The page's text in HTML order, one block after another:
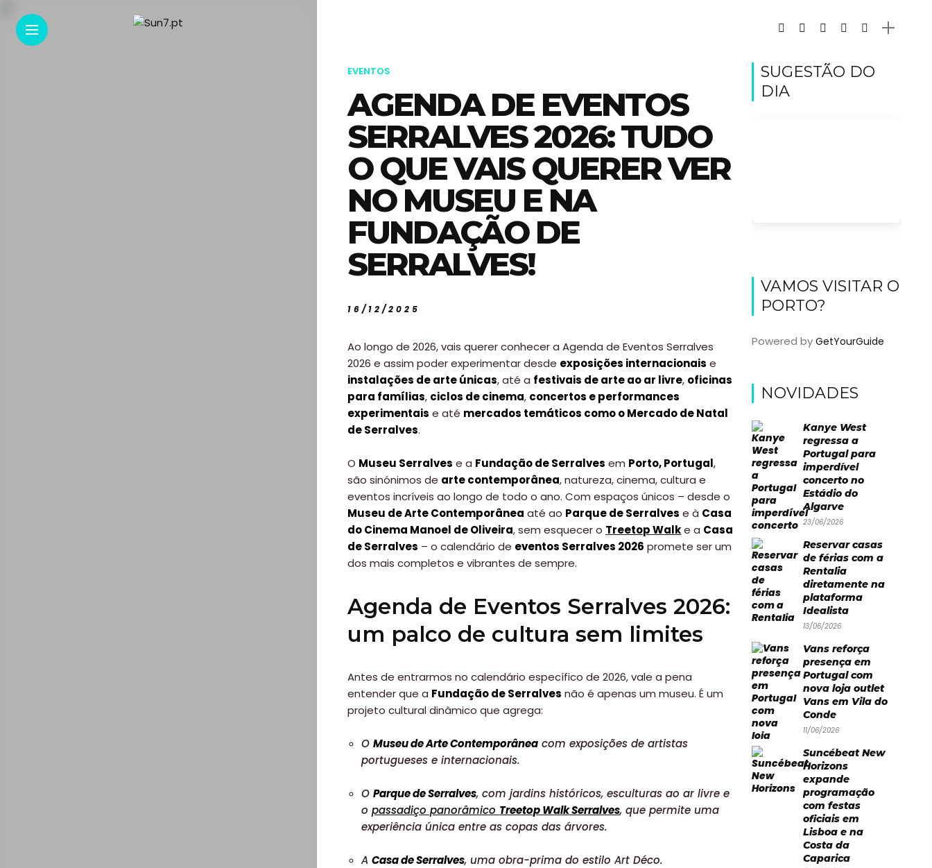
EVENTOS
AGENDA DE EVENTOS
SERRALVES 2026: TUDO
O QUE VAIS QUERER VER
NO MUSEU E NA
FUNDAÇÃO DE
SERRALVES!
16/12/2025
Ao longo de 2026, vais querer conhecer a Agenda de Eventos Serralves
2026 e assim poder experimentar desde exposições internacionais e
instalações de arte únicas, até a festivais de arte ao ar livre, oficinas
para famílias, ciclos de cinema, concertos e performances
experimentais e até mercados temáticos como o Mercado de Natal
de Serralves.
O Museu Serralves e a Fundação de Serralves em Porto, Portugal,
são sinónimos de arte contemporânea, natureza, cinema, cultura e
eventos incríveis ao longo de todo o ano. Com espaços únicos – desde o
Museu de Arte Contemporânea até ao Parque de Serralves e à Casa
do Cinema Manoel de Oliveira, sem esquecer o Treetop Walke a Casa
de Serralves – o calendário de eventos Serralves 2026 promete ser um
dos mais completos e vibrantes de sempre.
Agenda de Eventos Serralves 2026:
um palco de cultura sem limites
Antes de entrarmos no calendário específico de 2026, vale a pena
entender que a Fundação de Serralves não é apenas um museu. É um
projeto cultural dinâmico que agrega:
OMuseu de Arte Contemporânea com exposições de artistas
portugueses e internacionais.
OParque de Serralves, com jardins históricos, esculturas ao ar livre e
opassadiço panorâmico Treetop Walk Serralves, que permite uma
experiência única entre as copas das árvores.
ACasa de Serralves, uma obra-prima do estilo Art Déco.
SUGESTÃO DO
DIA
VAMOS VISITAR O
PORTO?
Powered byGetYourGuide
NOVIDADES
Kanye West
regressa a
Portugal para
imperdível
concerto no
Estádio do
Algarve
23/06/2026
Reservar casas
de férias com a
Rentalia
diretamente na
plataforma
Idealista
13/06/2026
Vans reforça
presença em
Portugal com
nova loja outlet
Vans em Vila do
Conde
11/06/2026
Suncébeat New
Horizons
expande
programação
com festas
oficiais em
Lisboa e na
Costa da
Caparica